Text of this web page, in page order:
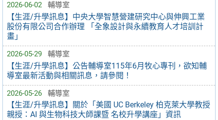
2026-06-02 輔導室
【生涯/升學訊息】中央大學智慧營建研究中心與伸興工業
股份有限公司合作辦理 「全象設計與永續教育人才培訓計
畫」
2026-05-29 輔導室
【生涯/升學訊息】公告輔導室115年6月牧心專刊，欲知輔
導室最新活動與相關訊息，請參閱！
2026-05-26 輔導室
【生涯/升學訊息】關於「美國 UC Berkeley 柏克萊大學教授
親授：AI 與生物科技大師課暨 名校升學講座」資訊